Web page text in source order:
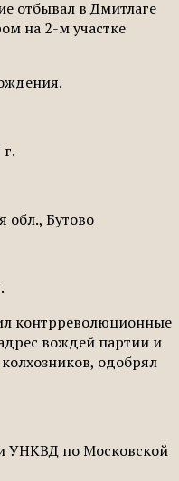
отбывал в Дмитлаге
на 2-м участке
обл., Бутово
контрреволюционные
вождей партии и
одобрял
УНКВД по Московской